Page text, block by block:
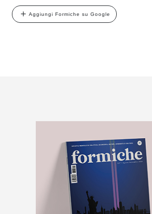
Aggiungi Formiche su Google